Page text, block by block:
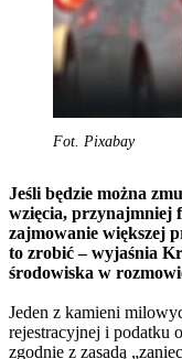
Fot. Pixabay
Jeśli będzie można
wzięcia, przynajmniej
zajmowanie większej
to zrobić – wyjaśnia
środowiska w
Jeden z kamieni
rejestracyjnej i podatku
zgodnie z zasadą